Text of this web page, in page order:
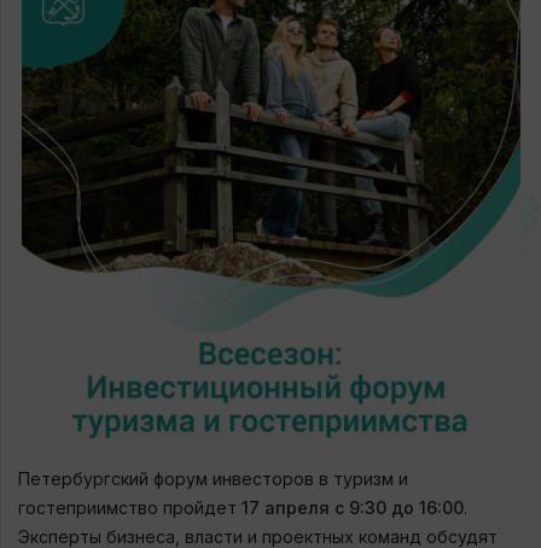
Петербургский форум инвесторов в туризм и
гостеприимство пройдет 17 апреля с 9:30 до 16:00.
Эксперты бизнеса, власти и проектных команд обсудят